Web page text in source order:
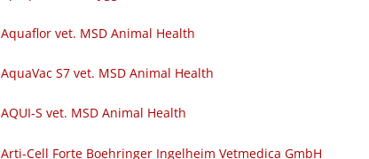
Aquaflor vet. MSD Animal Health
AquaVac S7 vet. MSD Animal Health
AQUI-S vet. MSD Animal Health
Arti-Cell Forte Boehringer Ingelheim Vetmedica GmbH